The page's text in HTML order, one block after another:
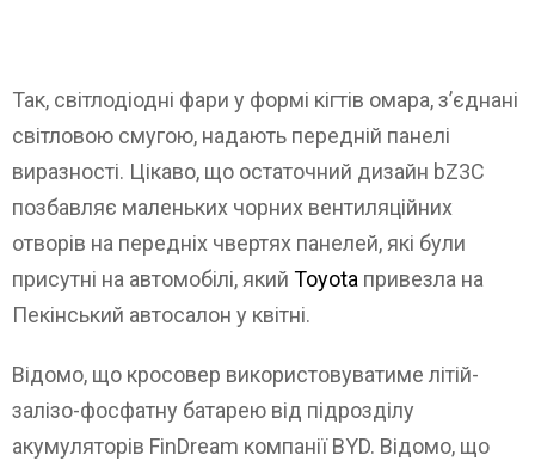
Так, світлодіодні фари у формі кігтів омара, з’єднані
світловою смугою, надають передній панелі
виразності. Цікаво, що остаточний дизайн bZ3C
позбавляє маленьких чорних вентиляційних
отворів на передніх чвертях панелей, які були
присутні на автомобілі, який Toyota привезла на
Пекінський автосалон у квітні.
Відомо, що кросовер використовуватиме літій-
залізо-фосфатну батарею від підрозділу
акумуляторів FinDream компанії BYD. Відомо, що